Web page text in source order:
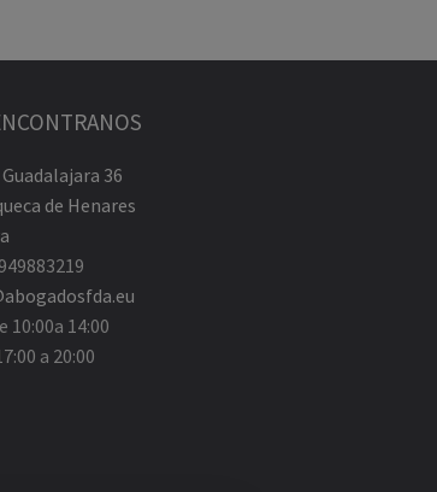
36
de Henares
10:00a 14:00
a 20:00